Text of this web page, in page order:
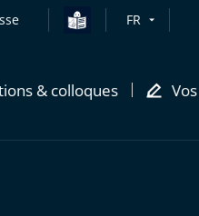
FR
& colloques